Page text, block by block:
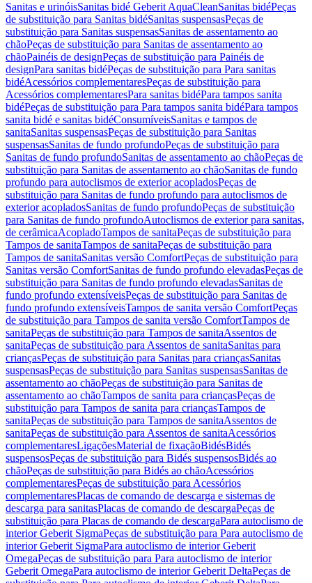
Sanitas e urinóisSanitas bidé Geberit AquaCleanSanitas bidéPeças
de substituição para Sanitas bidéSanitas suspensasPeças de
substituição para Sanitas suspensasSanitas de assentamento ao
chãoPeças de substituição para Sanitas de assentamento ao
chãoPainéis de designPeças de substituição para Painéis de
designPara sanitas bidéPeças de substituição para Para sanitas
bidéAcessórios complementaresPeças de substituição para
Acessórios complementaresPara sanitas bidéPara tampos sanita
bidéPeças de substituição para Para tampos sanita bidéPara tampos
sanita bidé e sanitas bidéConsumíveisSanitas e tampos de
sanitaSanitas suspensasPeças de substituição para Sanitas
suspensasSanitas de fundo profundoPeças de substituição para
Sanitas de fundo profundoSanitas de assentamento ao chãoPeças de
substituição para Sanitas de assentamento ao chãoSanitas de fundo
profundo para autoclismos de exterior acopladosPeças de
substituição para Sanitas de fundo profundo para autoclismos de
exterior acopladosSanitas de fundo profundoPeças de substituição
para Sanitas de fundo profundoAutoclismos de exterior para sanitas,
de cerâmicaAcopladoTampos de sanitaPeças de substituição para
Tampos de sanitaTampos de sanitaPeças de substituição para
Tampos de sanitaSanitas versão ComfortPeças de substituição para
Sanitas versão ComfortSanitas de fundo profundo elevadasPeças de
substituição para Sanitas de fundo profundo elevadasSanitas de
fundo profundo extensíveisPeças de substituição para Sanitas de
fundo profundo extensíveisTampos de sanita versão ComfortPeças
de substituição para Tampos de sanita versão ComfortTampos de
sanitaPeças de substituição para Tampos de sanitaAssentos de
sanitaPeças de substituição para Assentos de sanitaSanitas para
criançasPeças de substituição para Sanitas para criançasSanitas
suspensasPeças de substituição para Sanitas suspensasSanitas de
assentamento ao chãoPeças de substituição para Sanitas de
assentamento ao chãoTampos de sanita para criançasPeças de
substituição para Tampos de sanita para criançasTampos de
sanitaPeças de substituição para Tampos de sanitaAssentos de
sanitaPeças de substituição para Assentos de sanitaAcessórios
complementaresLigaçõesMaterial de fixaçãoBidésBidés
suspensosPeças de substituição para Bidés suspensosBidés ao
chãoPeças de substituição para Bidés ao chãoAcessórios
complementaresPeças de substituição para Acessórios
complementaresPlacas de comando de descarga e sistemas de
descarga para sanitasPlacas de comando de descargaPeças de
substituição para Placas de comando de descargaPara autoclismo de
interior Geberit SigmaPeças de substituição para Para autoclismo de
interior Geberit SigmaPara autoclismo de interior Geberit
OmegaPeças de substituição para Para autoclismo de interior
Geberit OmegaPara autoclismo de interior Geberit DeltaPeças de